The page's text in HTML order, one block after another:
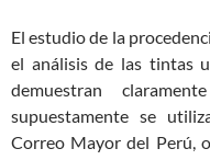
El estudio de la
el análisis de las tintas
demuestran
supuestamente se
Correo Mayor del Perú,